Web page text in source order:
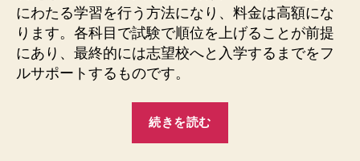
ォ
ル
ス
ク
にわたる学習を行う方法になり、料金は高額にな
ります。各科目で試験で順位を上げることが前提
にあり、最終的には志望校へと入学するまでをフ
ルサポートするものです。
続きを読む